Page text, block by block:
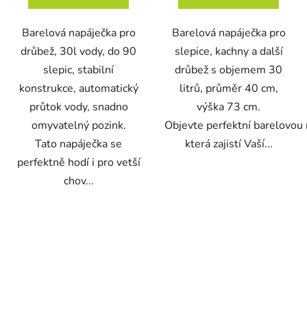
Barelová napáječka pro
drůbež, 30l vody, do 90
slepic, stabilní
konstrukce, automatický
průtok vody, snadno
omyvatelný pozink.
Tato napáječka se
perfektně hodí i pro vetší
chov...
Barelová napáječka pro
slepice, kachny a další
drůbež s objemem 30
litrů, průměr 40 cm,
výška 73 cm.
Objevte perfektní barelovou
která zajistí Vaší...